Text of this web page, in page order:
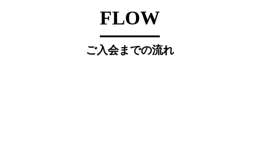
FLOW
ご入会までの流れ